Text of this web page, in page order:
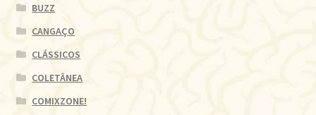
BUZZ
CANGAÇO
CLÁSSICOS
COLETÂNEA
COMIXZONE!